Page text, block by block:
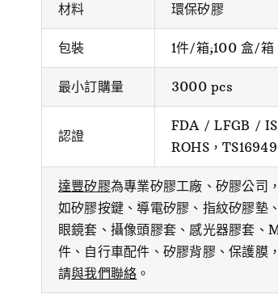
材料 環保矽膠
包裝 1件/箱;100 盒/
最小訂購量 3000 pcs
認證
FDA / LFGB /
ROHS，TS16949
達豐矽膠為專業矽膠工廠、矽膠公司
如矽膠按鍵、導電矽膠、指紋矽膠墊
眼鏡套、攝像頭膠套、感光器膠套
件、自行車配件、矽膠背膠、保護膜
請與我們聯絡 。